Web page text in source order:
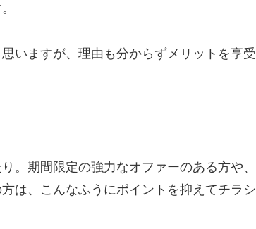
いますが、理由も分からずメリットを享受
。期間限定の強力なオファーのある方や、
は、こんなふうにポイントを抑えてチラシ